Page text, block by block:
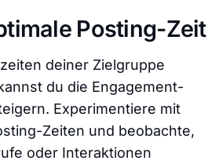
Posting-Zeit
deiner Zielgruppe
du die Engagement-
Experimentiere mit
Zeiten und beobachte,
oder Interaktionen